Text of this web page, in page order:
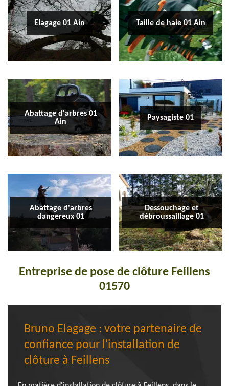
Elagage 01 Ain Taille de haie 01 Ain
Abattage d'arbres 01
Ain
Paysagiste 01
Abattage d'arbres
dangereux 01
Dessouchage et
débroussaillage 01
Entreprise de pose de clôture Feillens
01570
Bruno Elagage : votre partenaire de
confiance pour l'installation de
clôture à Feillens